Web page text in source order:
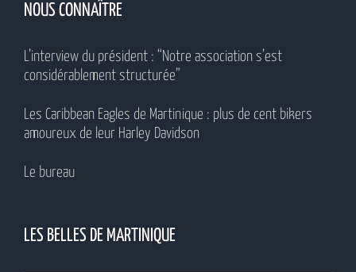
NOUS CONNAÎTRE
L’interview du président : “Notre association s’est
considérablement structurée”
Les Caribbean Eagles de Martinique : plus de cent bikers
amoureux de leur Harley Davidson
Le bureau
LES BELLES DE MARTINIQUE